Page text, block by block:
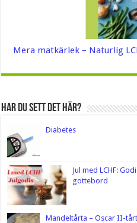
Mera matkärlek – Naturlig
Har du sett det här?
Diabetes
Jul med LCHF:
gottebord
Mandeltårta – Oscar II-